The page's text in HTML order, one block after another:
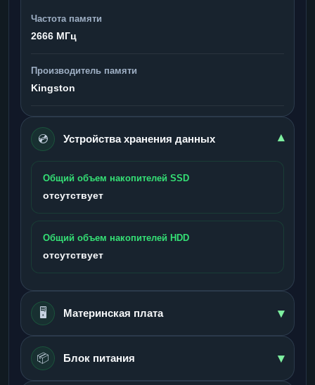
Частота памяти
2666 МГц
Производитель памяти
Kingston
💿 Устройства хранения данных ▾
Общий объем накопителей SSD
отсутствует
Общий объем накопителей HDD
отсутствует
🖥️ Материнская плата ▾
📦 Блок питания ▾